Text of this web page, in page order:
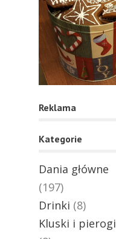
Reklama
Kategorie
Dania główne
(197)
Drinki (8)
Kluski i pierogi